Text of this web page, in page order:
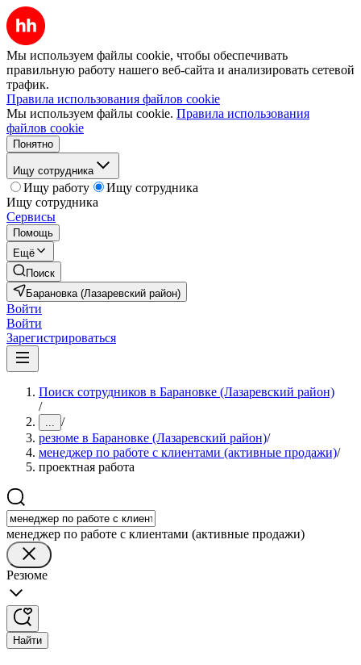
Мы используем файлы cookie, чтобы обеспечивать
правильную работу нашего веб-сайта и анализировать сетевой
трафик.
Правила использования файлов cookie
Мы используем файлы cookie. Правила использования
файлов cookie
Понятно
Ищу сотрудника
Ищу работу
Ищу сотрудника
Ищу сотрудника
Сервисы
Помощь
Ещё
Поиск
Барановка (Лазаревский район)
Войти
Войти
Зарегистрироваться
Поиск сотрудников в Барановке (Лазаревский район)
/
... /
резюме в Барановке (Лазаревский район)/
менеджер по работе с клиентами (активные продажи)/
проектная работа
менеджер по работе с клиентами (активные продажи)
Резюме
Найти